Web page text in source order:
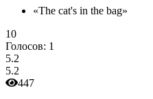
«The cat's in the bag»
10
Голосов: 1
5.2
5.2
447